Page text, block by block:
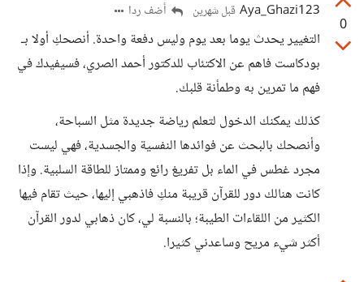
0
Aya_Ghazi123 قبل شهرين أضف ردا
التغيير يحدث يوما بعد يوم وليس دفعة واحدة. أنصحكِ أولا بـ
بودكاست فاهم عن الاكتئاب للدكتور أحمد الصري، فسيفيدك في
فهم ما تمرين به وطمأنة قلبك.
كذلك يمكنك الدخول لتعلم رياضة جديدة مثل السباحة،
وأنصحك بالبحث عن فوائدها النفسية والجسدية، فهي ليست
مجرد غطس في الماء بل تفريغ رائع وممتاز للطاقة السلبية. وإذا
كانت هنالك دور للقرآن قريبة منكِ فاذهبي إليها، حيث تقام فيها
الكثير من اللقاءات الطيبة؛ بالنسبة لي، كان ذهابي لدور القرآن
أكثر شيء مريح وساعدني كثيرا.